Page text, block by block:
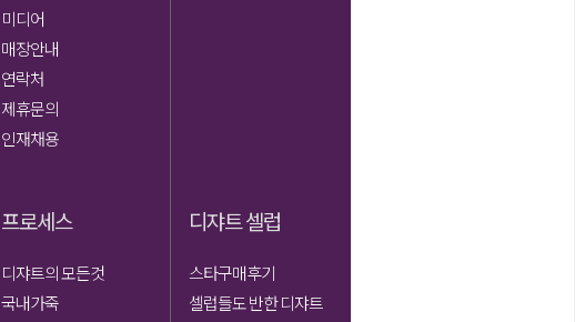
미디어
매장안내
연락처
제휴문의
인재채용
프로세스
디쟈트의 모든것
국내가죽
디쟈트 셀럽
스타구매후기
셀럽들도 반한 디쟈트